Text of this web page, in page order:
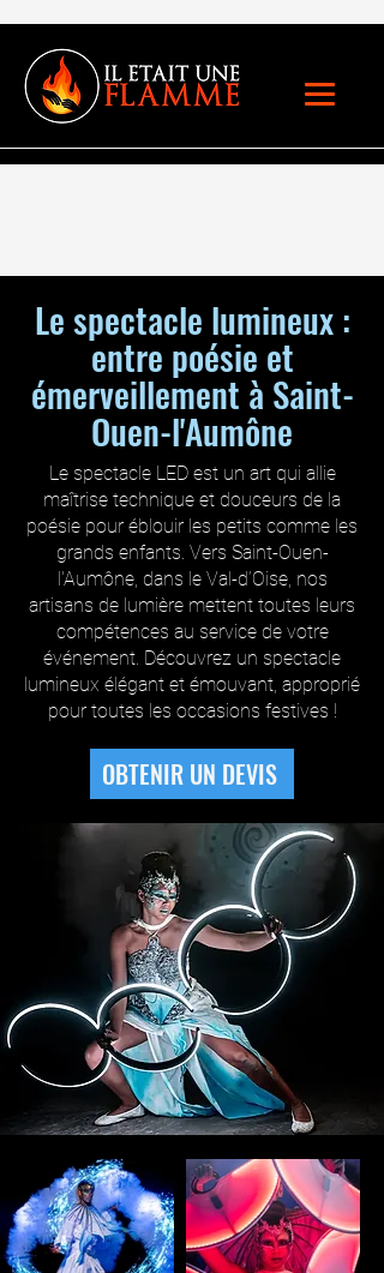
Le spectacle lumineux :
entre poésie et
émerveillement à Saint-
Ouen-l'Aumône
Le spectacle LED est un art qui allie
maîtrise technique et douceurs de la
poésie pour éblouir les petits comme les
grands enfants. Vers Saint-Ouen-
l'Aumône, dans le Val-d’Oise, nos
artisans de lumière mettent toutes leurs
compétences au service de votre
événement. Découvrez un spectacle
lumineux élégant et émouvant, approprié
pour toutes les occasions festives !
OBTENIR UN DEVIS